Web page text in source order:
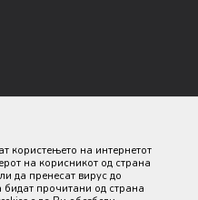
користењето на интернетот
на корисникот од страна
да пренесат вирус до
бидат прочитани од страна